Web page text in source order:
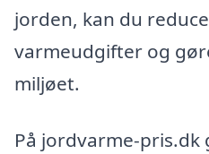
jorden, kan du
varmeudgifter og
miljøet.
På jordvarme-